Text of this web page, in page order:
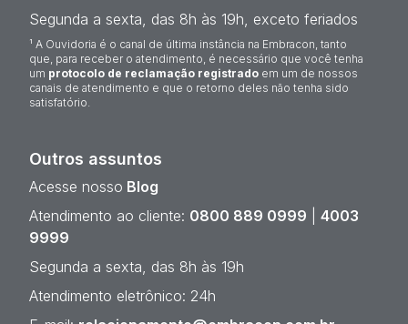
Segunda a sexta, das 8h às 19h, exceto feriados
¹ A Ouvidoria é o canal de última instância na Embracon, tanto
que, para receber o atendimento, é necessário que você tenha
um protocolo de reclamação registrado em um de nossos
canais de atendimento e que o retorno deles não tenha sido
satisfatório.
Outros assuntos
Acesse nosso Blog
Atendimento ao cliente: 0800 889 0999
4003
9999
Segunda a sexta, das 8h às 19h
Atendimento eletrônico: 24h